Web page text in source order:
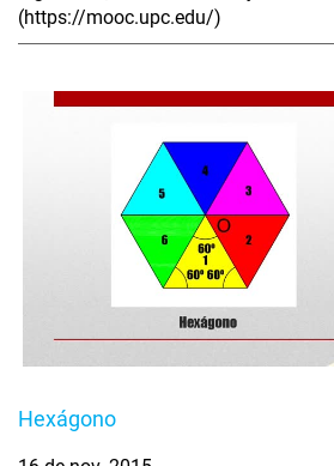
(https://mooc.upc.edu/)
Hexágono